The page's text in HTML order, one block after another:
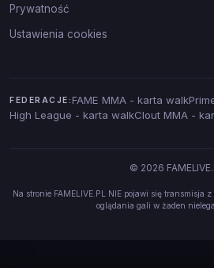
Prywatność
Ustawienia cookies
FEDERACJE: FAME MMA - karta walk
High League - karta walkClout MMA -
© 2026
Na stronie FAMELIVE.PL NIE pojawi się transmisja
oglądania gali w żaden